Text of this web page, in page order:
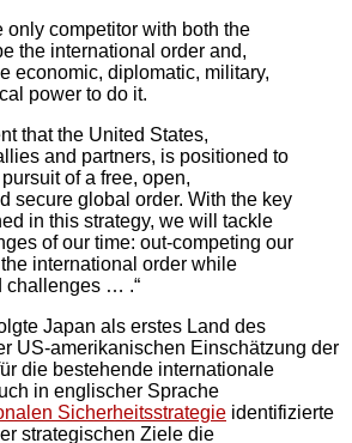
only competitor with both the
the international order and,
economic, diplomatic, military,
power to do it.
that the United States,
and partners, is positioned to
of a free, open,
secure global order. With the key
in this strategy, we will tackle
of our time: out-competing our
international order while
challenges … .“
Japan als erstes Land des
US-amerikanischen Einschätzung der
die bestehende internationale
in englischer Sprache
Sicherheitsstrategie identifizierte
strategischen Ziele die